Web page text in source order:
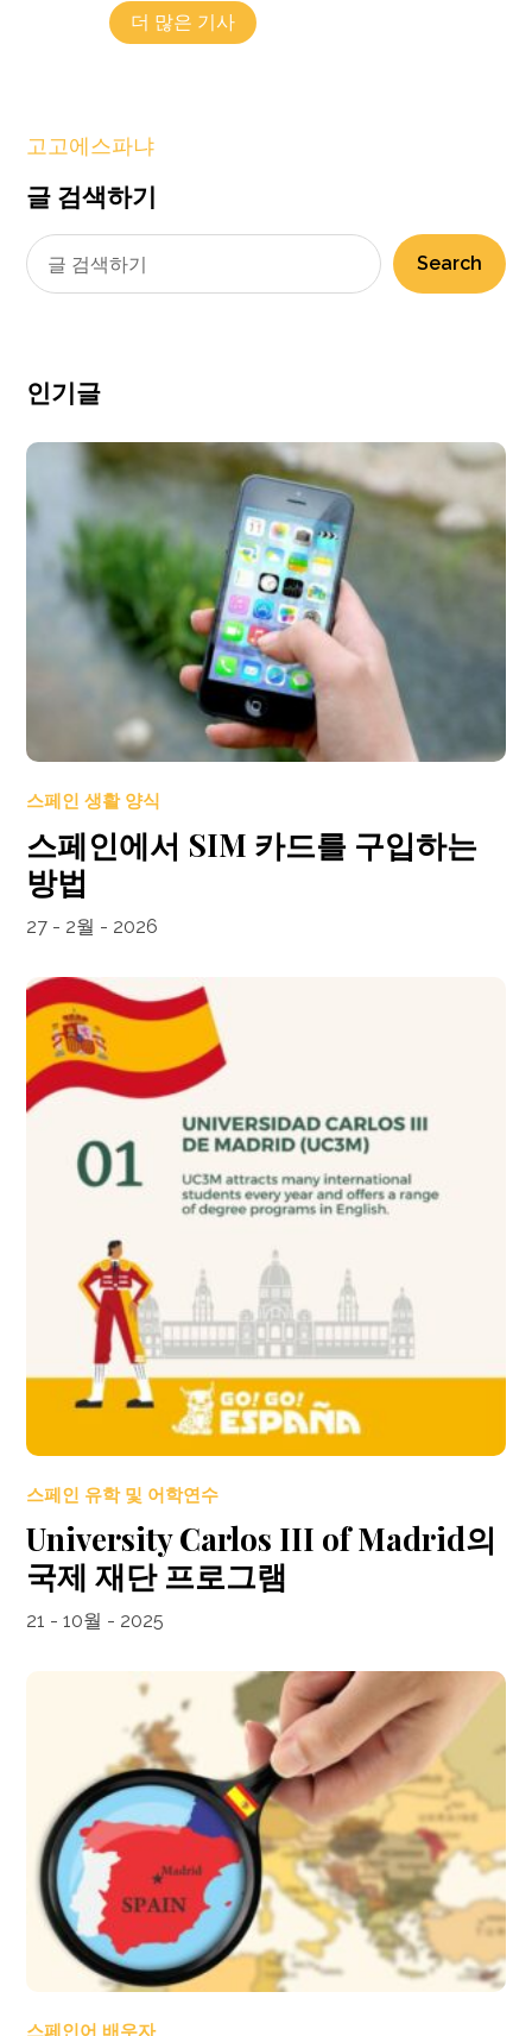
더 많은 기사
고고에스파냐
글 검색하기
Search
인기글
스페인 생활 양식
스페인에서 SIM 카드를 구입하는
방법
27 - 2월 - 2026
스페인 유학 및 어학연수
University Carlos III of Madrid의
국제 재단 프로그램
21 - 10월 - 2025